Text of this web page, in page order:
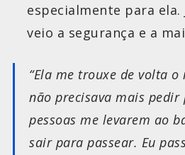
especialmente para ela.
veio a segurança e a
“Ela me trouxe de volta o
não precisava mais pedir
pessoas me levarem ao
sair para passear. Eu